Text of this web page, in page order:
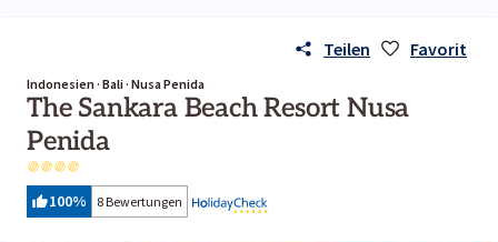
Teilen Favorit
Indonesien · Bali · Nusa Penida
The Sankara Beach Resort Nusa
Penida
100% 8 Bewertungen